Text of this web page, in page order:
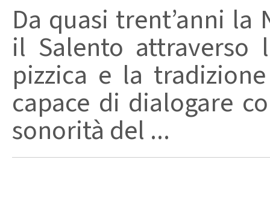
Da quasi trent’anni
il Salento attraverso
pizzica e la
capace di dialogare
sonorità del ...